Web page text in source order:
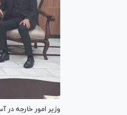
وزیر امور خارجه در